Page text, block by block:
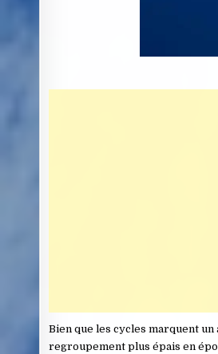
Bien que les cycles marquent
regroupement plus épais en